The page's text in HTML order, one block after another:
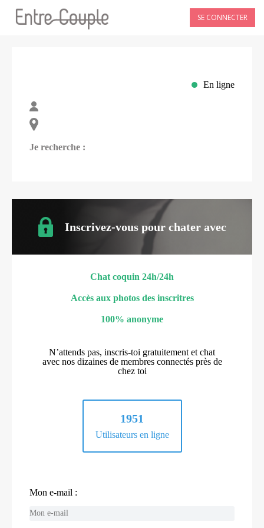
SE CONNECTER
En ligne
Je recherche :
Inscrivez-vous pour chater avec
Chat coquin 24h/24h
Accès aux photos des inscritres
100% anonyme
N’attends pas, inscris-toi gratuitement et chat
avec nos dizaines de membres connectés près de
chez toi
1951
Utilisateurs en ligne
Mon e-mail :